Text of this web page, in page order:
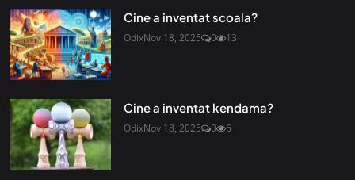
Cine a inventat scoala?
OdixNov 18, 2025 0 13
Cine a inventat kendama?
OdixNov 18, 2025 0 6